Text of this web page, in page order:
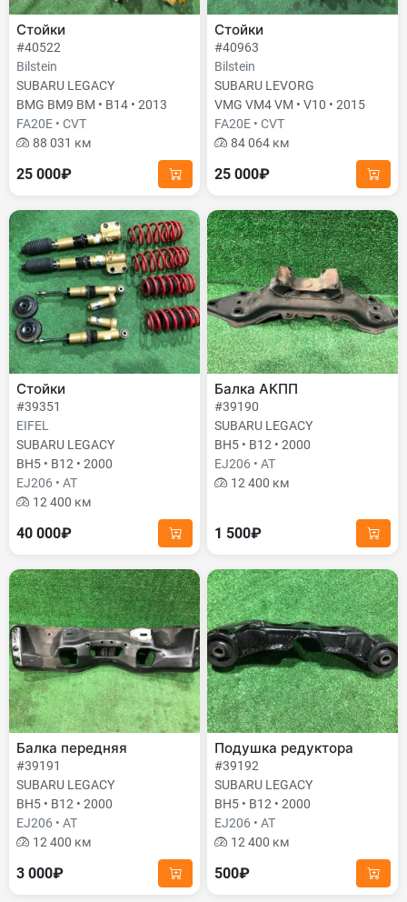
Стойки
#40522
Bilstein
SUBARU LEGACY
BMG BM9 BM • B14 • 2013
FA20E • CVT
88 031 км
25 000₽
Стойки
#40963
Bilstein
SUBARU LEVORG
VMG VM4 VM • V10 • 2015
FA20E • CVT
84 064 км
25 000₽
Стойки
#39351
EIFEL
SUBARU LEGACY
BH5 • B12 • 2000
EJ206 • AT
12 400 км
40 000₽
Балка АКПП
#39190
SUBARU LEGACY
BH5 • B12 • 2000
EJ206 • AT
12 400 км
1 500₽
Балка передняя
#39191
SUBARU LEGACY
BH5 • B12 • 2000
EJ206 • AT
12 400 км
3 000₽
Подушка редуктора
#39192
SUBARU LEGACY
BH5 • B12 • 2000
EJ206 • AT
12 400 км
500₽